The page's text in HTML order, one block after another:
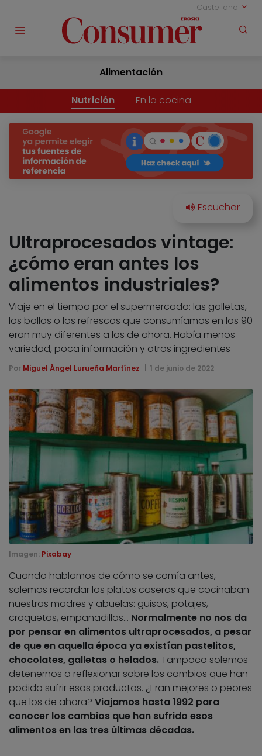
Castellano
Alimentación
Nutrición En la cocina
Ultraprocesados vintage:
¿cómo eran antes los
alimentos industriales?
Viaje en el tiempo por el supermercado: las galletas,
los bollos o los refrescos que consumíamos en los 90
eran muy diferentes a los de ahora. Había menos
variedad, poca información y otros ingredientes
Por Miguel Ángel Lurueña Martínez 1 de junio de 2022
Imagen: Pixabay
Cuando hablamos de cómo se comía antes,
solemos recordar los platos caseros que cocinaban
nuestras madres y abuelas: guisos, potajes,
croquetas, empanadillas… Normalmente no nos da
por pensar en alimentos ultraprocesados, a pesar
de que en aquella época ya existían pastelitos,
chocolates, galletas o helados.Tampoco solemos
detenernos a reflexionar sobre los cambios que han
podido sufrir esos productos. ¿Eran mejores o peores
que los de ahora? Viajamos hasta 1992 para
conocer los cambios que han sufrido esos
alimentos en las tres últimas décadas.